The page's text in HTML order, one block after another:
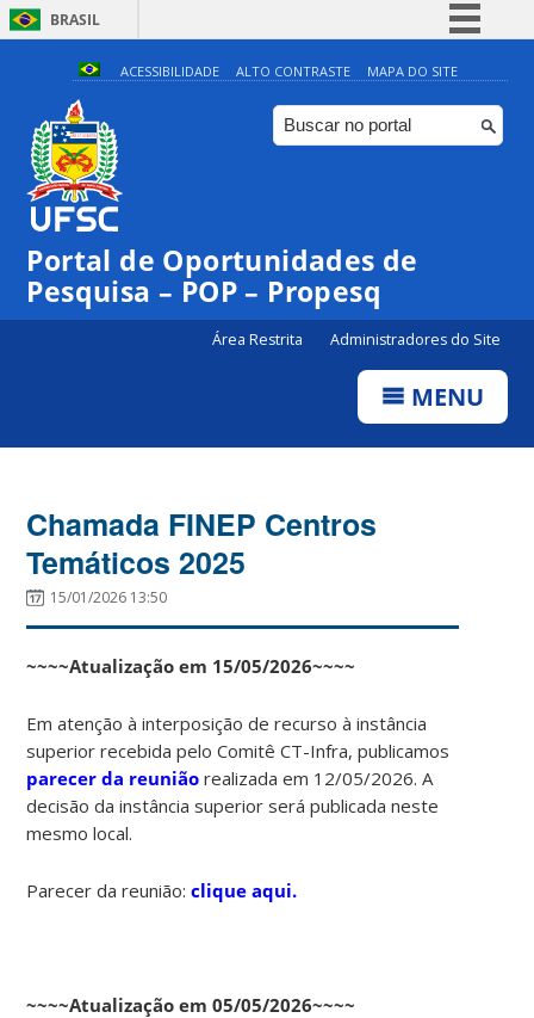
BRASIL
Simplifique!
Comunica BR
Participe
Canais
ACESSIBILIDADE ALTO CONTRASTE MAPA DO SITE
Portal de Oportunidades de
Pesquisa – POP – Propesq
Área Restrita Administradores do Site
MENU
Chamada FINEP Centros
Temáticos 2025
15/01/2026 13:50
~~~~Atualização em 15/05/2026~~~~
Em atenção à interposição de recurso à instância
superior recebida pelo Comitê CT-Infra, publicamos
parecer da reunião realizada em 12/05/2026. A
decisão da instância superior será publicada neste
mesmo local.
Parecer da reunião:clique aqui.
~~~~Atualização em 05/05/2026~~~~